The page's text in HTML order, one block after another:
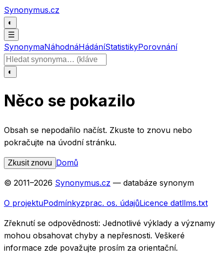
Přeskočit na obsah
Synonymus.cz
◐
☰
SynonymaNáhodnáHádáníStatistikyPorovnání
Hledat slovo
◐
Něco se pokazilo
Obsah se nepodařilo načíst. Zkuste to znovu nebo
pokračujte na úvodní stránku.
Zkusit znovu Domů
© 2011–2026 Synonymus.cz — databáze synonym
O projektuPodmínkyzprac. os. údajůLicence datllms.txt
Zřeknutí se odpovědnosti: Jednotlivé výklady a významy
mohou obsahovat chyby a nepřesnosti. Veškeré
informace zde považujte prosím za orientační.